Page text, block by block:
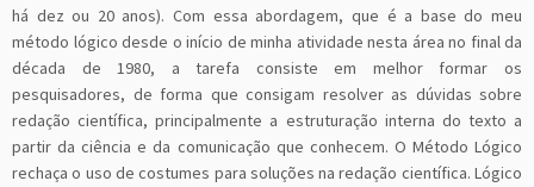
há dez ou 20 anos). Com essa abordagem, que é a base do meu
método lógico desde o início de minha atividade nesta área no final da
década de 1980, a tarefa consiste em melhor formar os
pesquisadores, de forma que consigam resolver as dúvidas sobre
redação científica, principalmente a estruturação interna do texto a
partir da ciência e da comunicação que conhecem. O Método Lógico
rechaça o uso de costumes para soluções na redação científica. Lógico